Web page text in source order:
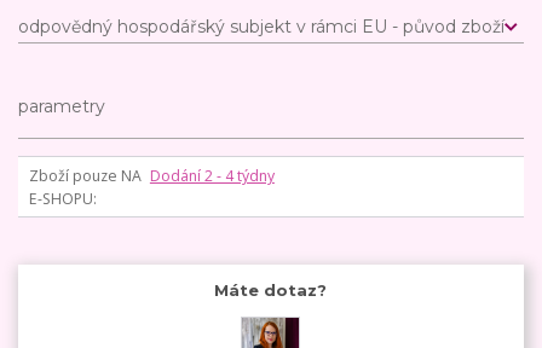
odpovědný hospodářský subjekt v rámci EU - původ zboží
parametry
Zboží pouze NA
E-SHOPU
Dodání 2 - 4 týdny
Máte dotaz?